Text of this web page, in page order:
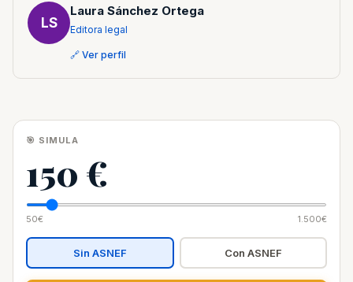
LS
Laura Sánchez Ortega
Editora legal
🔗 Ver perfil
🎯 SIMULA
150 €
50€ 1.500€
Sin ASNEF Con ASNEF